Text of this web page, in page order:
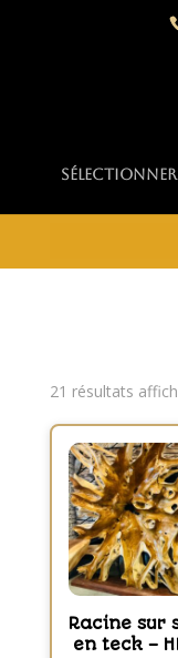
Sélectionner
21 résultats
Racine sur
en teck –